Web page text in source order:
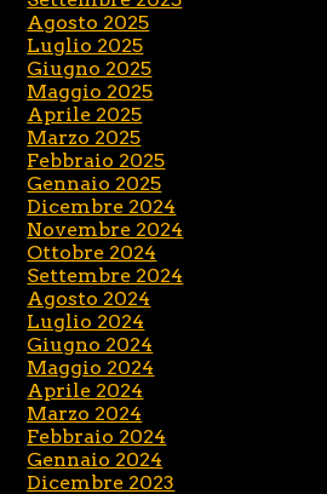
Agosto 2025
Luglio 2025
Giugno 2025
Maggio 2025
Aprile 2025
Marzo 2025
Febbraio 2025
Gennaio 2025
Dicembre 2024
Novembre 2024
Ottobre 2024
Settembre 2024
Agosto 2024
Luglio 2024
Giugno 2024
Maggio 2024
Aprile 2024
Marzo 2024
Febbraio 2024
Gennaio 2024
Dicembre 2023